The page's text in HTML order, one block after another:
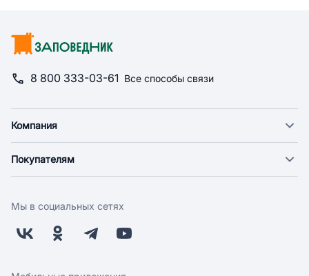
8 800 333-03-61 Все способы связи
Компания
Новости
Поставщикам
Заводчикам
Покупателям
Оплата
Бонусная программа
Скидки и акции
Мы в социальных сетях